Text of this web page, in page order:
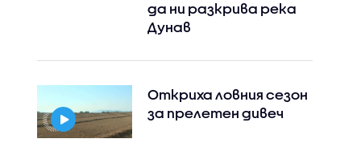
да ни разкрива река
Дунав
Откриха ловния сезон
за прелетен дивеч